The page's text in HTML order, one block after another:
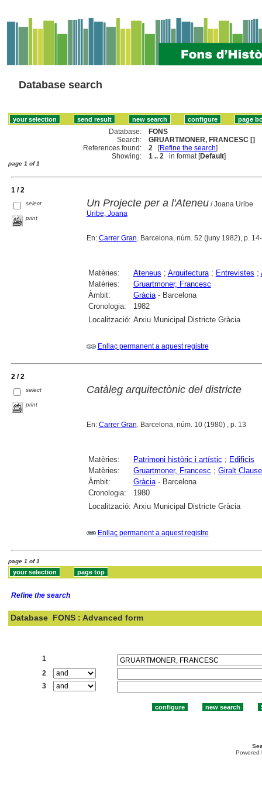
Database search
Database:
FONS
Search:
GRUARTMONER, FRANCESC []
References found:
2 [Refine the search]
Showing:
1 .. 2 in format [Default]
page 1 of 1
1 / 2
select
print
Un Projecte per a l'Ateneu/ Joana Uribe
Uribe, Joana
En: Carrer Gran. Barcelona, núm. 52 (juny 1982), p.
Matèries: Ateneus ; Arquitectura; Entrevistes ;
Matèries:
Gruartmoner, Francesc
Àmbit:
Gràcia- Barcelona
Cronologia:
1982
Localització: Arxiu Municipal Districte Gràcia
Enllaç permanent a aquest registre
2 / 2
select
print
Catàleg arquitectònic del districte
En: Carrer Gran. Barcelona, núm. 10 (1980) , p. 13
Matèries: Patrimoni històric i artístic ; Edificis
Matèries:
Gruartmoner, Francesc ; Giralt
Àmbit:
Gràcia- Barcelona
Cronologia:
1980
Localització: Arxiu Municipal Districte Gràcia
Enllaç permanent a aquest registre
page 1 of 1
Refine the search
Database FONS : Advanced form
1
2
3
Powered